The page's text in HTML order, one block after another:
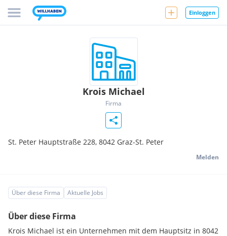
Einloggen
Krois Michael
Firma
St. Peter Hauptstraße 228, 8042 Graz-St. Peter
Melden
Über diese Firma Aktuelle Jobs
Über diese Firma
Krois Michael ist ein Unternehmen mit dem Hauptsitz in 8042